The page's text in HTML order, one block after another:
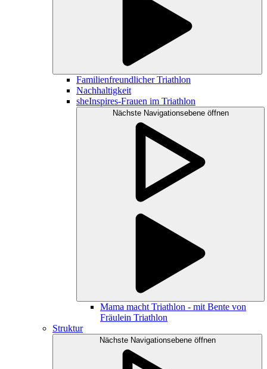
Familienfreundlicher Triathlon
Nachhaltigkeit
sheInspires-Frauen im Triathlon
Nächste Navigationsebene öffnen
Mama macht Triathlon - mit Bente von
Fräulein Triathlon
Struktur
Nächste Navigationsebene öffnen